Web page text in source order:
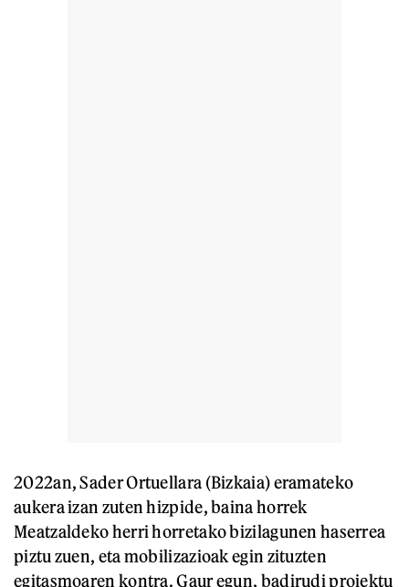
2022an, Sader Ortuellara (Bizkaia) eramateko
aukera izan zuten hizpide, baina horrek
Meatzaldeko herri horretako bizilagunen haserrea
piztu zuen, eta mobilizazioak egin zituzten
egitasmoaren kontra. Gaur egun, badirudi proiektu